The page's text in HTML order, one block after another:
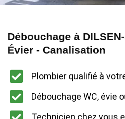
Débouchage à
Évier - Canalisation
Plombier qualifié à
Débouchage WC, évie
Technicien chez vous